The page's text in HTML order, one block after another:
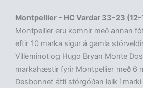
Montpellier - HC Vardar 33-23 (12-
Montpellier eru komnir með annan
eftir 10 marka sigur á gamla
Villeminot og Hugo Bryan Monte
markahæstir fyrir Montpellier með 6
Desbonnet átti stórgóðan leik í